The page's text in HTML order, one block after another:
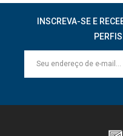
INSCREVA-SE E